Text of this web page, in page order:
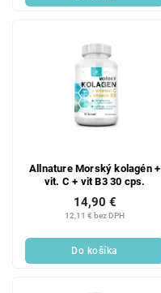
Allnature Morský kolagén +
vit. C + vit B3 30 cps.
12,11 € bez DPH
14,90 €
Do košíka